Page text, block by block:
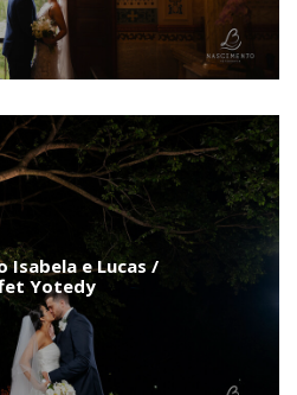
Isabela e Lucas /
Yotedy